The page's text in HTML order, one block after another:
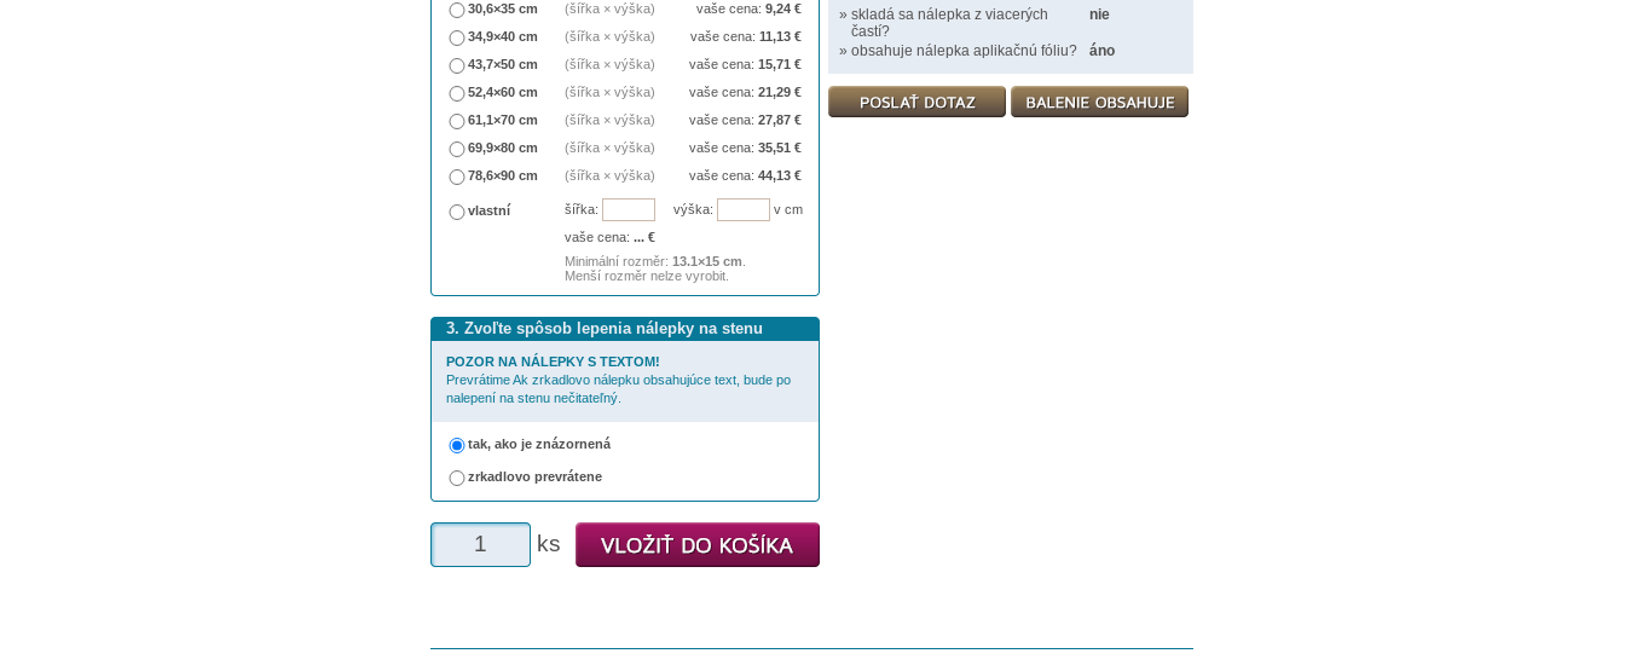
» skladá sa nálepka z viacerých
častí?
nie
» obsahuje nálepka aplikačnú fóliu? áno
30,6×35 cm
(šířka × výška) vaše cena: 9,24 €
34,9×40 cm
(šířka × výška) vaše cena: 11,13 €
43,7×50 cm
(šířka × výška) vaše cena: 15,71 €
52,4×60 cm
(šířka × výška) vaše cena: 21,29 €
61,1×70 cm
(šířka × výška) vaše cena: 27,87 €
69,9×80 cm
(šířka × výška) vaše cena: 35,51 €
78,6×90 cm
(šířka × výška) vaše cena: 44,13 €
vlastní šířka: výška:
v cm
vaše cena: ... €
Minimální rozměr: 13.1×15 cm
Menší rozměr nelze vyrobit.
3. Zvoľte spôsob lepenia nálepky na stenu
POZOR NA NÁLEPKY S TEXTOM!
Prevrátime Ak zrkadlovo nálepku obsahujúce text, bude po
nalepení na stenu nečitateľný.
tak, ako je znázornená
zrkadlovo prevrátene
ks